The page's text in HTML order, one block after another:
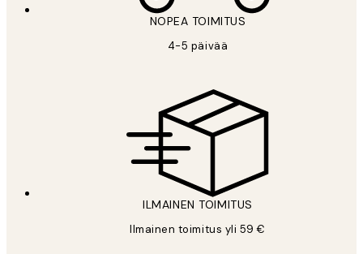
NOPEA TOIMITUS
4-5 päivää
ILMAINEN TOIMITUS
Ilmainen toimitus yli 59 €